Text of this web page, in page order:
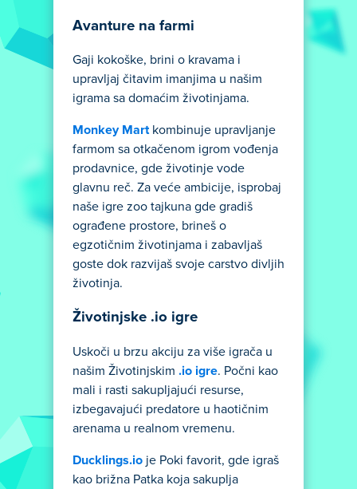
Avanture na farmi
Gaji kokoške, brini o kravama i
upravljaj čitavim imanjima u našim
igrama sa domaćim životinjama.
Monkey Martkombinuje upravljanje
farmom sa otkačenom igrom vođenja
prodavnice, gde životinje vode
glavnu reč. Za veće ambicije, isprobaj
naše igre zoo tajkuna gde gradiš
ograđene prostore, brineš o
egzotičnim životinjama i zabavljaš
goste dok razvijaš svoje carstvo divljih
životinja.
Životinjske .io igre
Uskoči u brzu akciju za više igrača u
našim Životinjskim .io igre. Počni kao
mali i rasti sakupljajući resurse,
izbegavajući predatore u haotičnim
arenama u realnom vremenu.
Ducklings.io je Poki favorit, gde igraš
kao brižna Patka koja sakuplja